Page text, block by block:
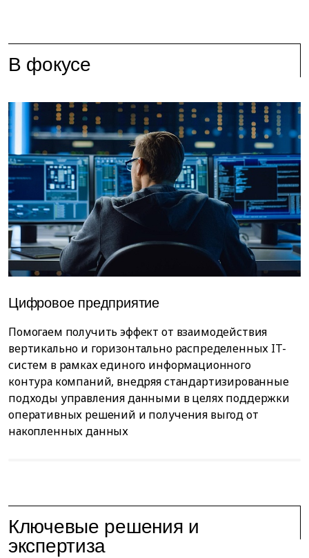
В фокусе
Цифровое предприятие
Помогаем получить эффект от взаимодействия
вертикально и горизонтально распределенных IT-
систем в рамках единого информационного
контура компаний, внедряя стандартизированные
подходы управления данными в целях поддержки
оперативных решений и получения выгод от
накопленных данных
Ключевые решения и
экспертиза